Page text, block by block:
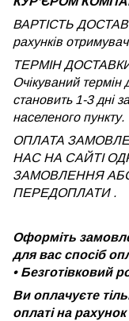
ВАРТІСТЬ
рахунків
ТЕРМІН ДОСТАВКИ
Очікуваний термін
становить 1-3 дні
населеного пункту.
ОПЛАТА
НАС НА САЙТІ
ЗАМОВЛЕННЯ
ПЕРЕДОПЛАТИ .
Оформіть
для вас спосіб
• Безготівковий
Ви оплачуєте
оплаті на